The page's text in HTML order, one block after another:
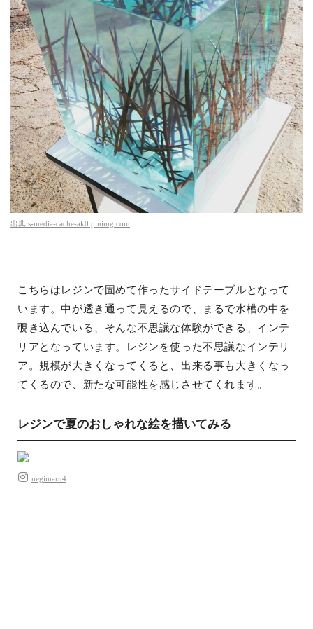
出典 s-media-cache-ak0.pinimg.com
こちらはレジンで固めて作ったサイドテーブルとなって
います。中が透き通って見えるので、まるで水槽の中を
覗き込んでいる、そんな不思議な体験ができる、インテ
リアとなっています。レジンを使った不思議なインテリ
ア。規模が大きくなってくると、出来る事も大きくなっ
てくるので、新たな可能性を感じさせてくれます。
レジンで夏のおしゃれな絵を描いてみる
negimaru4